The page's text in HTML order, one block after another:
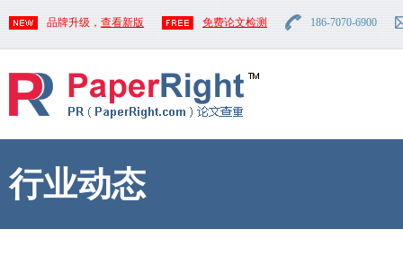
品牌升级， 查看新版 免费论文检测 186-7070-6900
行业动态